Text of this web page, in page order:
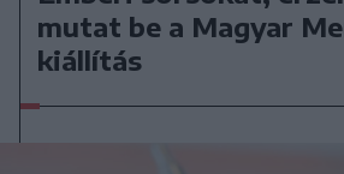
mutat be a Magyar
kiállítás